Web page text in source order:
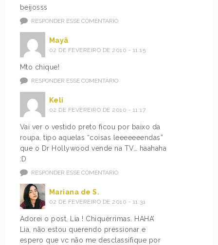
beijosss
RESPONDER ESSE COMENTÁRIO
Mayã
02 DE FEVEREIRO DE 2010 - 11:15
Mto chique!
RESPONDER ESSE COMENTÁRIO
Keli
02 DE FEVEREIRO DE 2010 - 11:17
Vai ver o vestido preto ficou por baixo da
roupa, tipo aquelas “coisas leeeeeeendas”
que o Dr Hollywood vende na TV… haahaha
:D
RESPONDER ESSE COMENTÁRIO
Mariana de S.
02 DE FEVEREIRO DE 2010 - 11:31
Adorei o post, Lia ! Chiquérrimas. HAHA’
Lia, não estou querendo pressionar e
espero que vc não me desclassifique por